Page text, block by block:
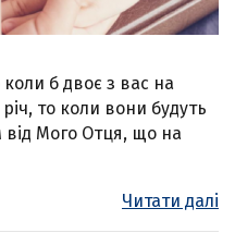
б двоє з вас на
то коли вони будуть
від Мого Отця, що на
Читати далі